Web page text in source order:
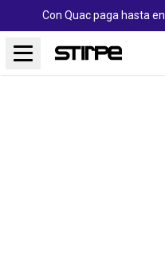
Con Quac paga hasta en